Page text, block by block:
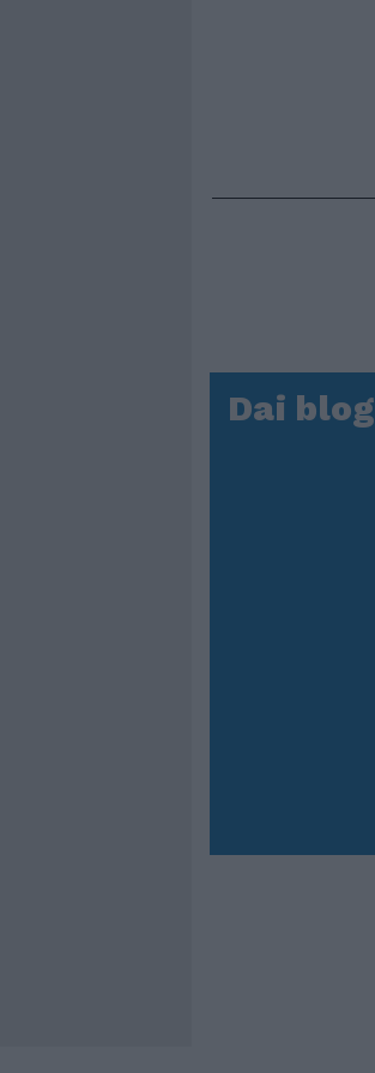
Dai blog